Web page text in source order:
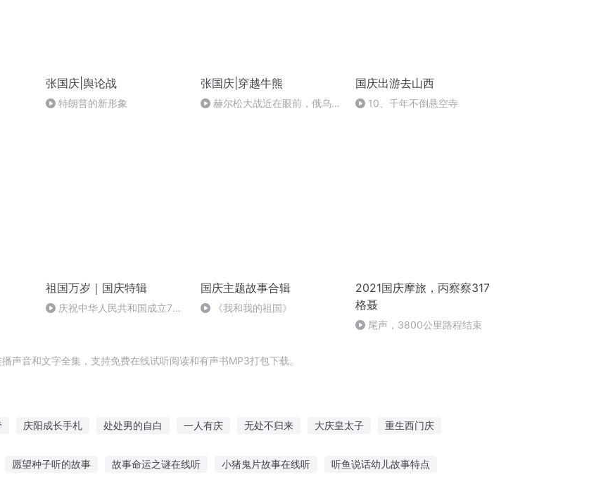
张国庆|舆论战
特朗普的新形象
张国庆|穿越牛熊
赫尔松大战近在眼前，俄乌冲
国庆出游去山西
10、千年不倒悬空寺
祖国万岁｜国庆特辑
庆祝中华人民共和国成立73
国庆主题故事合辑
《我和我的祖国》
2021国庆摩旅，丙察察317
格聂
尾声，3800公里路程结束
声音和文字全集，支持免费在线试听阅读和有声书MP3打包下载。
庆阳成长手札 处处男的自白 一人有庆 无处不归来 大庆皇太子 重生西门庆
愿望种子听的故事 故事命运之谜在线听 小猪鬼片故事在线听 听鱼说话幼儿故事特点